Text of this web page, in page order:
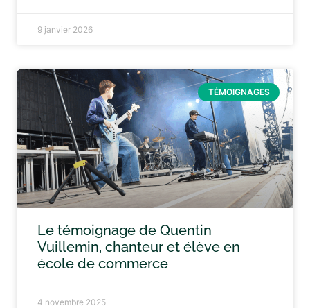
9 janvier 2026
TÉMOIGNAGES
Le témoignage de Quentin
Vuillemin, chanteur et élève en
école de commerce
4 novembre 2025